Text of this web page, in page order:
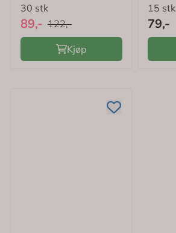
30 stk
89,- 122,-
Kjøp
15 stk
79,-